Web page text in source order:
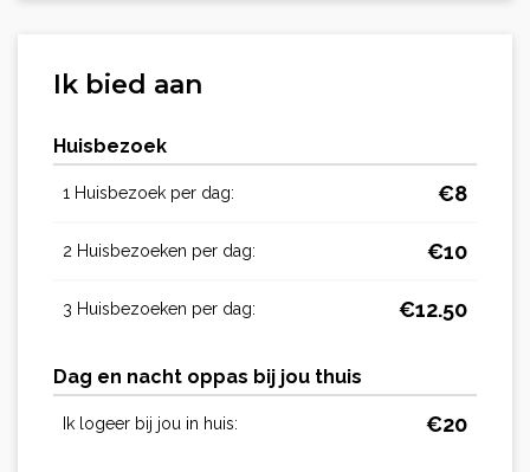
Ik bied aan
Huisbezoek
1 Huisbezoek per dag: €8
2 Huisbezoeken per dag: €10
3 Huisbezoeken per dag: €12.50
Dag en nacht oppas bij jou thuis
Ik logeer bij jou in huis: €20